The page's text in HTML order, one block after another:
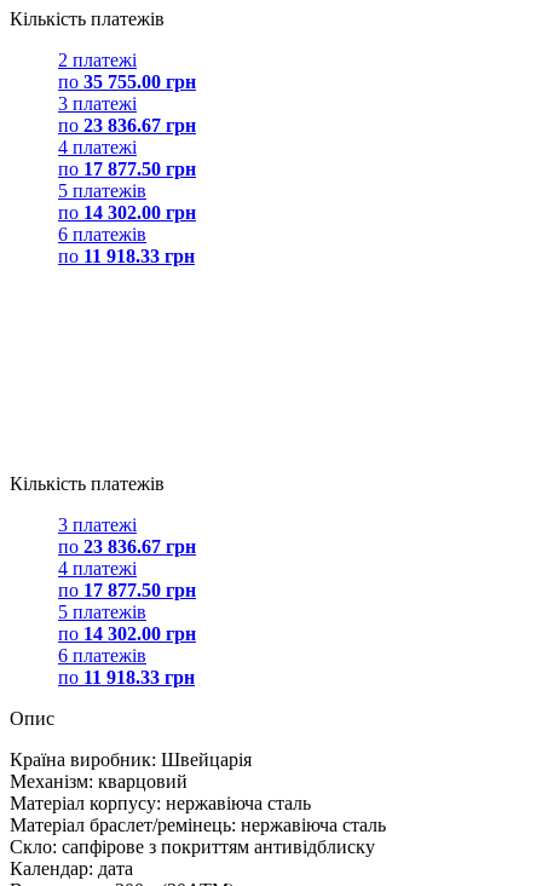
Кількість платежів
2 платежі
по 35 755.00 грн
3 платежі
по 23 836.67 грн
4 платежі
по 17 877.50 грн
5 платежів
по 14 302.00 грн
6 платежів
по 11 918.33 грн
Кількість платежів
3 платежі
по 23 836.67 грн
4 платежі
по 17 877.50 грн
5 платежів
по 14 302.00 грн
6 платежів
по 11 918.33 грн
Опис
Країна виробник: Швейцарія
Механізм: кварцовий
Матеріал корпусу: нержавіюча сталь
Матеріал браслет/ремінець: нержавіюча сталь
Скло: сапфірове з покриттям антивідблиску
Календар: дата